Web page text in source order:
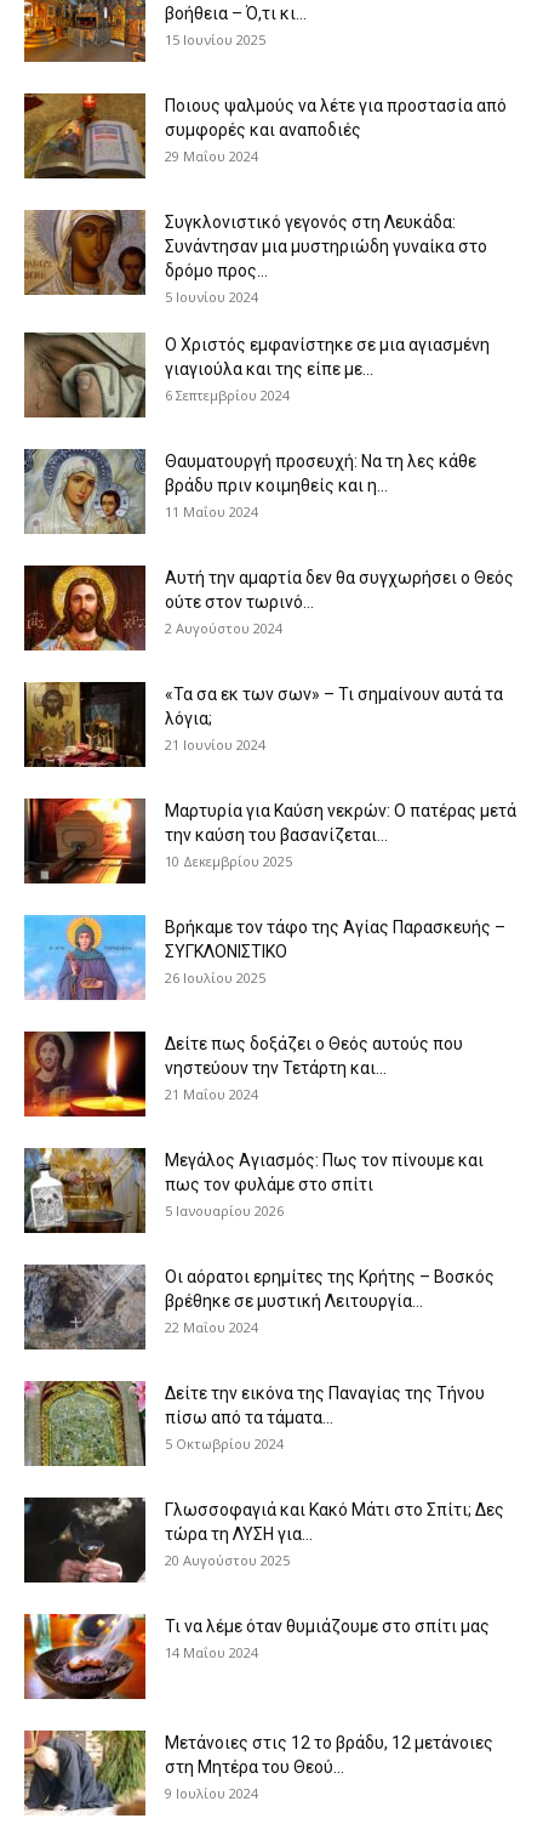
βοήθεια – Ό,τι κι...
15 Ιουνίου 2025
Ποιους ψαλμούς να λέτε για προστασία από
συμφορές και αναποδιές
29 Μαΐου 2024
Συγκλονιστικό γεγονός στη Λευκάδα:
Συνάντησαν μια μυστηριώδη γυναίκα στο
δρόμο προς...
5 Ιουνίου 2024
Ο Χριστός εμφανίστηκε σε μια αγιασμένη
γιαγιούλα και της είπε με...
6 Σεπτεμβρίου 2024
Θαυματουργή προσευχή: Να τη λες κάθε
βράδυ πριν κοιμηθείς και η...
11 Μαΐου 2024
Αυτή την αμαρτία δεν θα συγχωρήσει ο Θεός
ούτε στον τωρινό...
2 Αυγούστου 2024
«Τα σα εκ των σων» – Τι σημαίνουν αυτά τα
λόγια;
21 Ιουνίου 2024
Μαρτυρία για Καύση νεκρών: Ο πατέρας μετά
την καύση του βασανίζεται...
10 Δεκεμβρίου 2025
Βρήκαμε τον τάφο της Αγίας Παρασκευής –
ΣΥΓΚΛΟΝΙΣΤΙΚΟ
26 Ιουλίου 2025
Δείτε πως δοξάζει ο Θεός αυτούς που
νηστεύουν την Τετάρτη και...
21 Μαΐου 2024
Μεγάλος Αγιασμός: Πως τον πίνουμε και
πως τον φυλάμε στο σπίτι
5 Ιανουαρίου 2026
Οι αόρατοι ερημίτες της Κρήτης – Βοσκός
βρέθηκε σε μυστική Λειτουργία...
22 Μαΐου 2024
Δείτε την εικόνα της Παναγίας της Τήνου
πίσω από τα τάματα...
5 Οκτωβρίου 2024
Γλωσσοφαγιά και Κακό Μάτι στο Σπίτι; Δες
τώρα τη ΛΥΣΗ για...
20 Αυγούστου 2025
Τι να λέμε όταν θυμιάζουμε στο σπίτι μας
14 Μαΐου 2024
Μετάνοιες στις 12 το βράδυ, 12 μετάνοιες
στη Μητέρα του Θεού...
9 Ιουλίου 2024